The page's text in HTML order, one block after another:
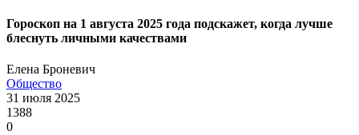
Гороскоп на 1 августа 2025 года подскажет, когда лучше
блеснуть личными качествами
Елена Броневич
Общество
31 июля 2025
1388
0